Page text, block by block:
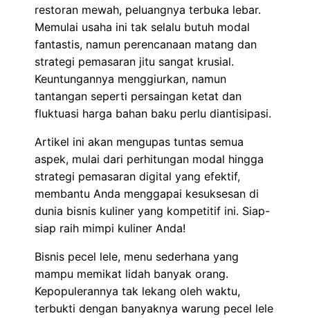
restoran mewah, peluangnya terbuka lebar.
Memulai usaha ini tak selalu butuh modal
fantastis, namun perencanaan matang dan
strategi pemasaran jitu sangat krusial.
Keuntungannya menggiurkan, namun
tantangan seperti persaingan ketat dan
fluktuasi harga bahan baku perlu diantisipasi.
Artikel ini akan mengupas tuntas semua
aspek, mulai dari perhitungan modal hingga
strategi pemasaran digital yang efektif,
membantu Anda menggapai kesuksesan di
dunia bisnis kuliner yang kompetitif ini. Siap-
siap raih mimpi kuliner Anda!
Bisnis pecel lele, menu sederhana yang
mampu memikat lidah banyak orang.
Kepopulerannya tak lekang oleh waktu,
terbukti dengan banyaknya warung pecel lele